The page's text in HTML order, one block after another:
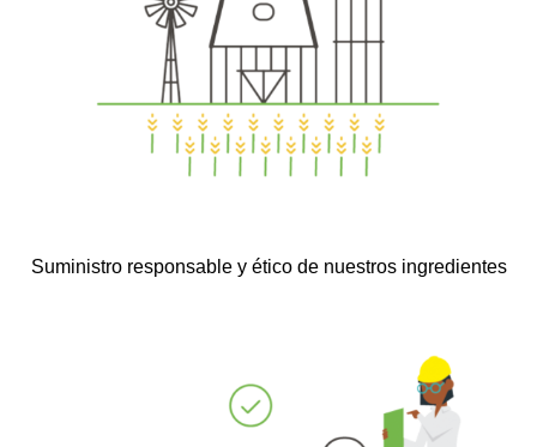
Suministro responsable y ético de nuestros ingredientes